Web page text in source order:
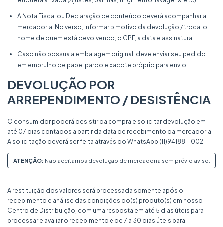
A Nota Fiscal ou Declaração de conteúdo deverá acompanhar a
mercadoria. No verso, informar o motivo da devolução / troca, o
nome de quem está devolvendo, o CPF, a data e assinatura
Caso não possua a embalagem original, deve enviar seu pedido
em embrulho de papel pardo e pacote próprio para envio
DEVOLUÇÃO POR
ARREPENDIMENTO / DESISTÊNCIA
O consumidor poderá desistir da compra e solicitar devolução em
até 07 dias contados a partir da data de recebimento da mercadoria.
A solicitação deverá ser feita através do WhatsApp (11)94188-1002.
ATENÇÃO: Não aceitamos devolução de mercadoria sem prévio aviso.
A restituição dos valores será processada somente após o
recebimento e análise das condições do(s) produto(s) em nosso
Centro de Distribuição, com uma resposta em até 5 dias úteis para
processar e avaliar o recebimento e de 7 a 30 dias úteis para